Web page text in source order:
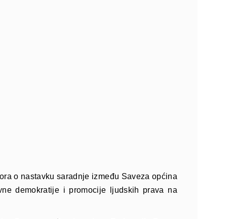
o nastavku saradnje između Saveza općina
demokratije i promocije ljudskih prava na